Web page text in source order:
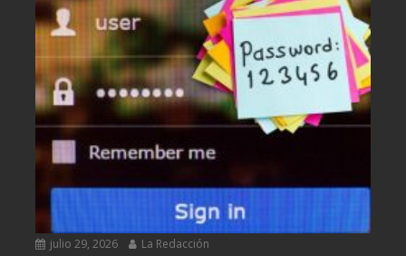
julio 29, 2026 La Redacción